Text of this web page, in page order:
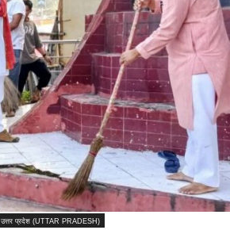
उत्तर प्रदेश (UTTAR PRADESH)